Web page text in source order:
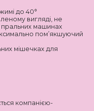
до 40°
вигляді, не
машинах
пом’якшуючий
мішечках для
компанією-